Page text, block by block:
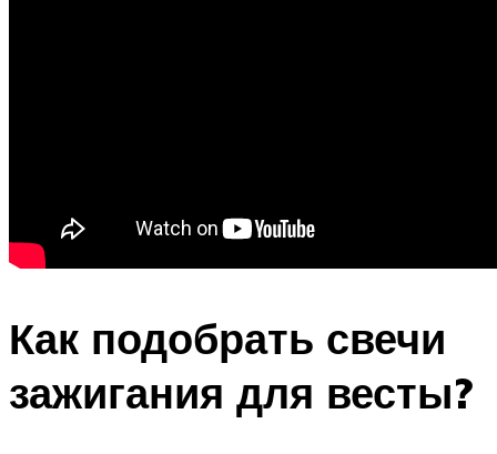
Как подобрать свечи
зажигания для весты?